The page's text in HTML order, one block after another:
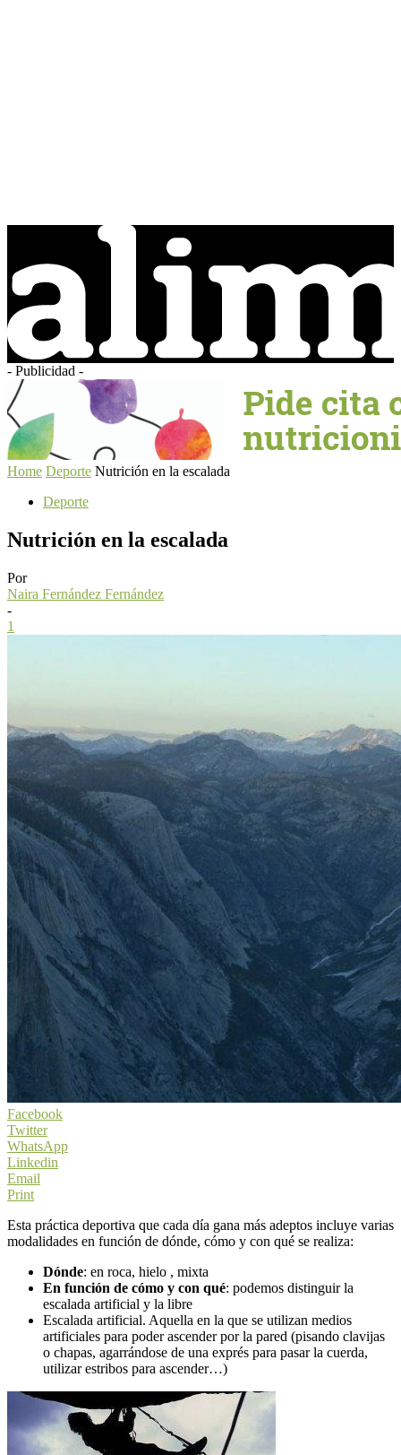
- Publicidad -
Home Deporte Nutrición en la escalada
Deporte
Nutrición en la escalada
Por
Naira Fernández Fernández
-
1
Facebook
Twitter
WhatsApp
Linkedin
Email
Print
Esta práctica deportiva que cada día gana más adeptos incluye varias
modalidades en función de dónde, cómo y con qué se realiza:
Dónde: en roca, hielo , mixta
En función de cómo y con qué: podemos distinguir la
escalada artificial y la libre
Escalada artificial. Aquella en la que se utilizan medios
artificiales para poder ascender por la pared (pisando clavijas
o chapas, agarrándose de una exprés para pasar la cuerda,
utilizar estribos para ascender…)